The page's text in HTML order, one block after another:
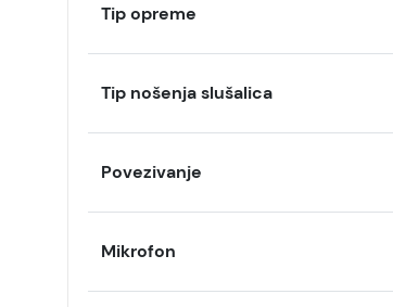
Tip opreme
Tip nošenja slušalica
Povezivanje
Mikrofon